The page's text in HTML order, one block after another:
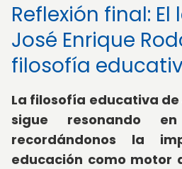
Reflexión final:
José Enrique
filosofía
La filosofía educativa de
sigue resonando
recordándonos la
educación como motor